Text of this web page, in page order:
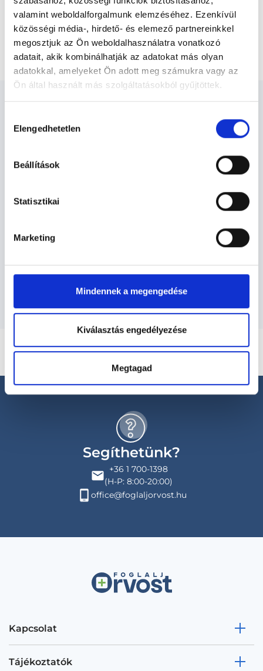
valamint weboldalforgalmunk elemzéséhez. Ezenkívül
közösségi média-, hirdető- és elemező partnereinkkel
megosztjuk az Ön weboldalhasználatra vonatkozó
adatait, akik kombinálhatják az adatokat más olyan
adatokkal, amelyeket Ön adott meg számukra vagy az
Ön által használt más szolgáltatásokból gyűjtöttek.
szabályzat:https://foglaljorvost.hu/info/foglaljorvost-
kiválasztása
Elengedhetetlen
Beállítások
Statisztikai
Marketing
Mindennek a megengedése
Kiválasztás engedélyezése
Megtagad
Főoldal Nőgyógyász
Tinédzser nőgyógyászati ambulancia
Nőgyógyászat TERÜLETHEZ KAPCSOLÓDÓ
Szolgáltatások
Budapesti és vidéki nőgyógyász orvosok
Segíthetünk?
+36 1 700-1398
(H-P: 8:00-20:00)
office@foglaljorvost.hu
Kapcsolat
Tájékoztatók